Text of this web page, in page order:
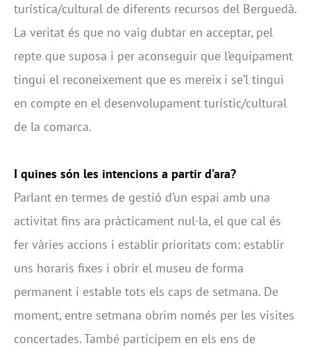
turística/cultural de diferents recursos del Berguedà.
La veritat és que no vaig dubtar en acceptar, pel
repte que suposa i per aconseguir que l’equipament
tingui el reconeixement que es mereix i se’l tingui
en compte en el desenvolupament turístic/cultural
de la comarca.
I quines són les intencions a partir d’ara?
Parlant en termes de gestió d’un espai amb una
activitat fins ara pràcticament nul·la, el que cal és
fer vàries accions i establir prioritats com: establir
uns horaris fixes i obrir el museu de forma
permanent i estable tots els caps de setmana. De
moment, entre setmana obrim només per les visites
concertades. També participem en els ens de